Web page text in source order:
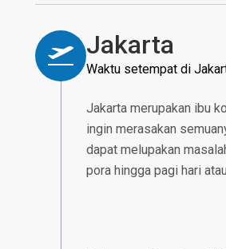
Jakarta
Waktu setempat di
Jakarta merupakan ibu
ingin merasakan
dapat melupakan
pora hingga pagi hari